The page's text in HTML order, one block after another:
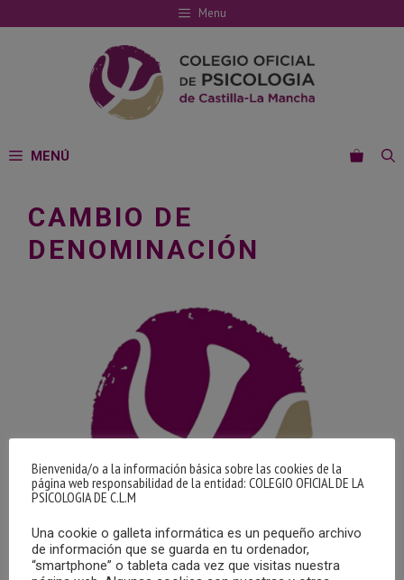
al
Menu
MENÚ
CAMBIO DE
DENOMINACIÓN
Bienvenida/o a la información básica sobre las cookies de la
página web responsabilidad de la entidad: COLEGIO OFICIAL DE LA
PSICOLOGIA DE C.L.M
Una cookie o galleta informática es un pequeño archivo
de información que se guarda en tu ordenador,
“smartphone” o tableta cada vez que visitas nuestra